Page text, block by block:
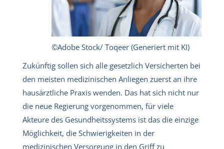
©Adobe Stock/ Toqeer (Generiert mit KI)
Zukünftig sollen sich alle gesetzlich Versicherten bei
den meisten medizinischen Anliegen zuerst an ihre
hausärztliche Praxis wenden. Das hat sich nicht nur
die neue Regierung vorgenommen, für viele
Akteure des Gesundheitssystems ist das die einzige
Möglichkeit, die Schwierigkeiten in der
medizinischen Versorgung in den Griff zu